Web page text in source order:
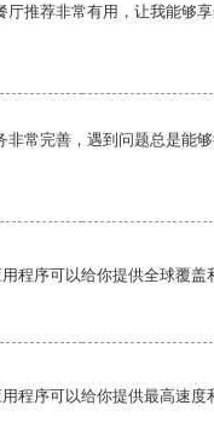
厅推荐非常有用，让我能够
非常完善，遇到问题总是能
程序可以给你提供全球覆盖
程序可以给你提供最高速度